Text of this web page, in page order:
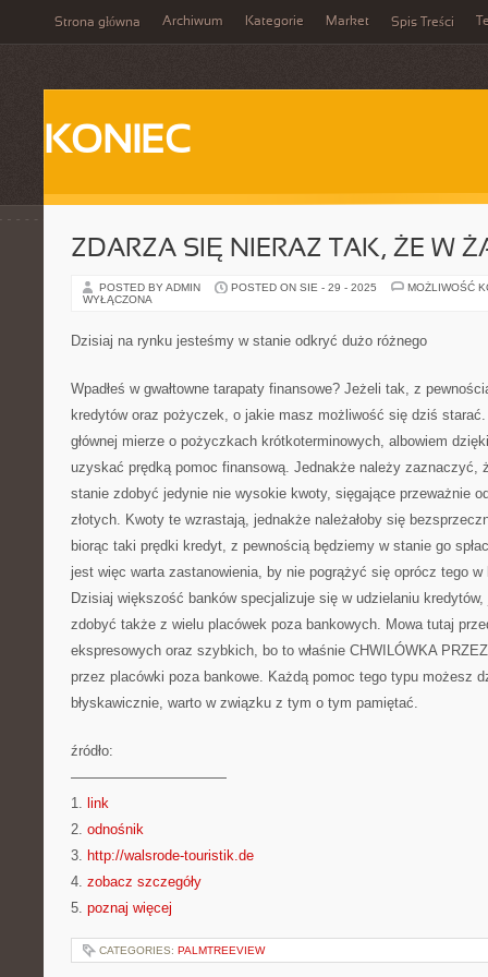
Strona główna Archiwum Kategorie Market Spis Treści
KONIEC
ZDARZA SIĘ NIERAZ TAK, ŻE W
POSTED BY ADMIN POSTED ON SIE - 29 - 2025
MOŻLIWOŚĆ
WYŁĄCZONA
Dzisiaj na rynku jesteśmy w stanie odkryć dużo różnego
Wpadłeś w gwałtowne tarapaty finansowe? Jeżeli tak, z
kredytów oraz pożyczek, o jakie masz możliwość się dziś
głównej mierze o pożyczkach krótkoterminowych, albowiem
uzyskać prędką pomoc finansową. Jednakże należy zaznaczyć,
stanie zdobyć jedynie nie wysokie kwoty, sięgające przeważnie
złotych. Kwoty te wzrastają, jednakże należałoby się
biorąc taki prędki kredyt, z pewnością będziemy w stanie go
jest więc warta zastanowienia, by nie pogrążyć się oprócz tego w
Dzisiaj większość banków specjalizuje się w udzielaniu
zdobyć także z wielu placówek poza bankowych. Mowa tutaj
ekspresowych oraz szybkich, bo to właśnie CHWILÓWKA
przez placówki poza bankowe. Każdą pomoc tego typu możesz
błyskawicznie, warto w związku z tym o tym pamiętać.
źródło:
———————————
1. link
2. odnośnik
3. http://walsrode-touristik.de
4. zobacz szczegóły
5. poznaj więcej
CATEGORIES: PALMTREEVIEW